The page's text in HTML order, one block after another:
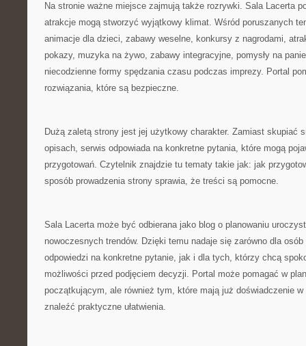
Na stronie ważne miejsce zajmują także rozrywki. Sala Lacerta
atrakcje mogą stworzyć wyjątkowy klimat. Wśród poruszanych
animacje dla dzieci, zabawy weselne, konkursy z nagrodami,
pokazy, muzyka na żywo, zabawy integracyjne, pomysły na
niecodzienne formy spędzania czasu podczas imprezy. Portal
rozwiązania, które są bezpieczne.
Dużą zaletą strony jest jej użytkowy charakter. Zamiast skupiać
opisach, serwis odpowiada na konkretne pytania, które mogą
przygotowań. Czytelnik znajdzie tu tematy takie jak: jak
sposób prowadzenia strony sprawia, że treści są pomocne.
Sala Lacerta może być odbierana jako blog o planowaniu
nowoczesnych trendów. Dzięki temu nadaje się zarówno dla
odpowiedzi na konkretne pytanie, jak i dla tych, którzy chcą
możliwości przed podjęciem decyzji. Portal może pomagać w
początkującym, ale również tym, które mają już doświadczenie
znaleźć praktyczne ułatwienia.